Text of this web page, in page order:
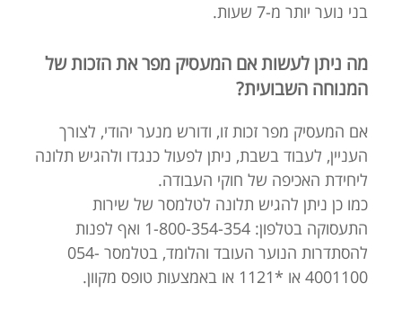
בני נוער יותר מ-7 שעות.
מה ניתן לעשות אם המעסיק מפר את הזכות של
המנוחה השבועית?
אם המעסיק מפר זכות זו, ודורש מנער יהודי, לצורך
העניין, לעבוד בשבת, ניתן לפעול כנגדו ולהגיש תלונה
ליחידת האכיפה של חוקי העבודה.
כמו כן ניתן להגיש תלונה לטלמסר של שירות
התעסוקה בטלפון: 1-800-354-354 ואף לפנות
להסתדרות הנוער העובד והלומד, בטלמסר 054-
4001100 או *1121 או באמצעות טופס מקוון.